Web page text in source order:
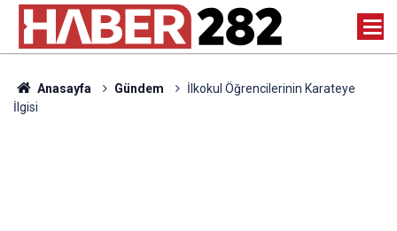
Anasayfa Gündem
İlkokul Öğrencilerinin Karateye
İlgisi